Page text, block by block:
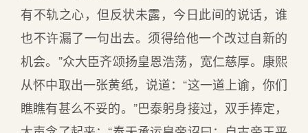
有不轨之心，但反状未露，今日此间的说话，谁
也不许漏了一句出去。须得给他一个改过自新的
机会。”众大臣齐颂扬皇恩浩荡，宽仁慈厚。康熙
从怀中取出一张黄纸，说道：“这一道上谕，你们
瞧瞧有甚么不妥的。”巴泰躬身接过，双手捧定，